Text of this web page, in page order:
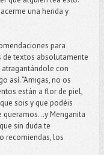
una herida y
para
de textos absolutamente
con
así. “Amigas, no os
están a flor de piel,
sois y que podéis
queramos…y Menganita
sin duda te
recomiendas, los